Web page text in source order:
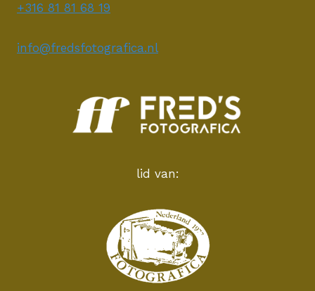
+316 81 81 68 19
info@fredsfotografica.nl
lid van: